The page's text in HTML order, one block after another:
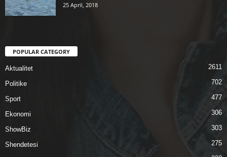
25 April, 2018
POPULAR CATEGORY
Aktualitet 2611
Politike 702
Sport 477
Ekonomi 306
ShowBiz 303
Shendetesi 275